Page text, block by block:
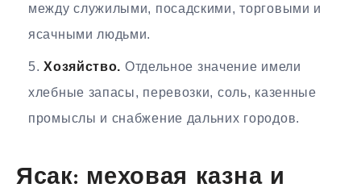
между служилыми, посадскими, торговыми и
ясачными людьми.
Хозяйство. Отдельное значение имели
хлебные запасы, перевозки, соль, казенные
промыслы и снабжение дальних городов.
Ясак: меховая казна и